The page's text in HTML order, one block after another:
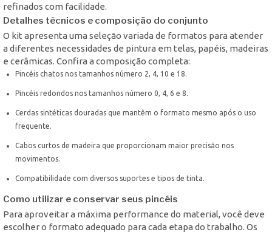
refinados com facilidade.
Detalhes técnicos e composição do conjunto
O kit apresenta uma seleção variada de formatos para atender
a diferentes necessidades de pintura em telas, papéis, madeiras
e cerâmicas. Confira a composição completa:
Pincéis chatos nos tamanhos número 2, 4, 10 e 18.
Pincéis redondos nos tamanhos número 0, 4, 6 e 8.
Cerdas sintéticas douradas que mantêm o formato mesmo após o uso
frequente.
Cabos curtos de madeira que proporcionam maior precisão nos
movimentos.
Compatibilidade com diversos suportes e tipos de tinta.
Como utilizar e conservar seus pincéis
Para aproveitar a máxima performance do material, você deve
escolher o formato adequado para cada etapa do trabalho. Os